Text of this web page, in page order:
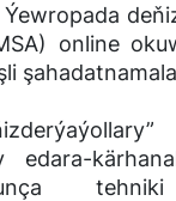
online
edara-
tehniki